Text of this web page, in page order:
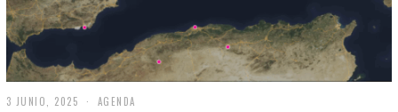
3 JUNIO, 2025 AGENDA